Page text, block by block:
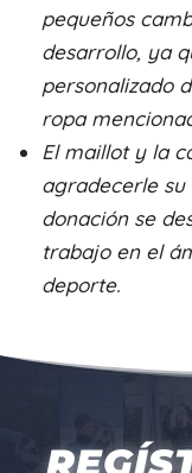
pequeños
desarrollo, ya
personalizado
ropa
El maillot y la
agradecerle su
donación se
trabajo en el
deporte.